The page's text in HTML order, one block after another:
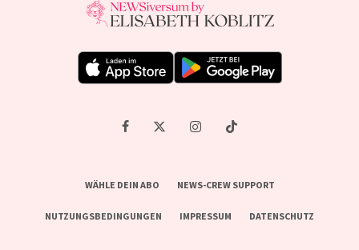
WÄHLE DEIN ABO NEWS-CREW SUPPORT
NUTZUNGSBEDINGUNGEN IMPRESSUM DATENSCHUTZ